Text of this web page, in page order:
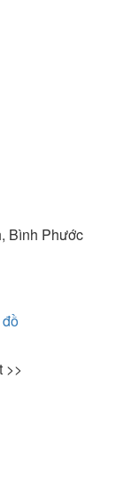
Bình Phước
>>